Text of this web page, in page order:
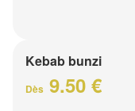
Kebab bunzi
Dès 9.50 €